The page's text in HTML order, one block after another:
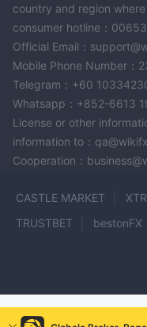
country and region
consumer hotline：
Official Email：
Mobile Phone Number
Telegram：+60
Whatsapp：+852-6613
License or other
information to：
Cooperation：
CASTLE MARKET
TRUSTBET
bestonFX
Exotic
APL Markets
AIFC Technology